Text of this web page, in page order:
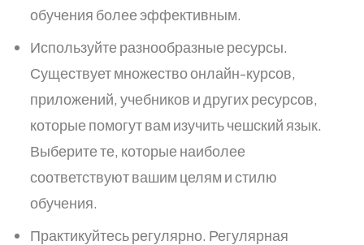
обучения более эффективным.
Используйте разнообразные ресурсы.
Существует множество онлайн-курсов,
приложений, учебников и других ресурсов,
которые помогут вам изучить чешский язык.
Выберите те, которые наиболее
соответствуют вашим целям и стилю
обучения.
Практикуйтесь регулярно. Регулярная